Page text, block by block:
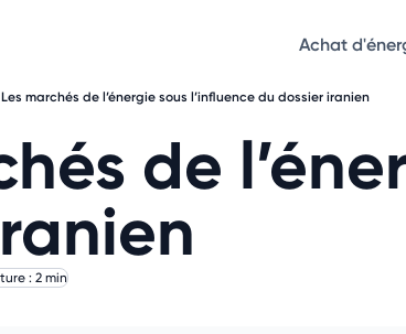
Achat
Les marchés de l’énergie sous l’influence du dossier iranien
de
: 2 min